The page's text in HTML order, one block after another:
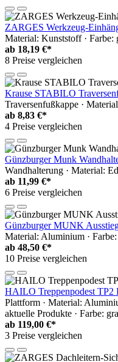
ZARGES Werkzeug-
Material: Kunststoff · Farbe:
ab 18,19 €*
8 Preise vergleichen
Krause STABILO
Traversenfußkappe ·
ab 8,83 €*
4 Preise vergleichen
Günzburger Munk
Wandhalterung · Material:
ab 11,99 €*
6 Preise vergleichen
Günzburger MUNK
Material: Aluminium · Farbe:
ab 48,50 €*
10 Preise vergleichen
HAILO Treppenpodest TP2
Plattform · Material:
aktuelle Produkte · Farbe:
ab 119,00 €*
3 Preise vergleichen